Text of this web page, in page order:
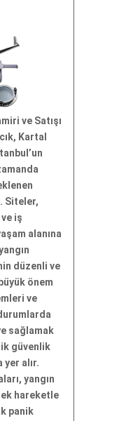
ve Satışı
Kartal
Siteler,
iş
alanına
düzenli ve
önem
ve
sağlamak
güvenlik
yer alır.
yangın
hareketle
panik